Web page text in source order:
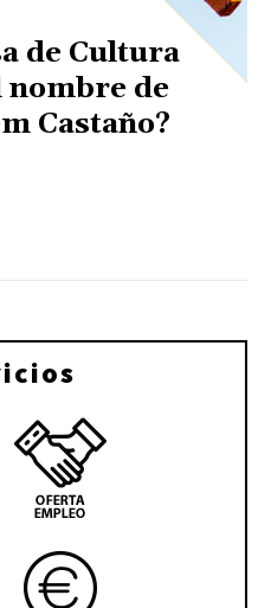
de Cultura
nombre de
Castaño?